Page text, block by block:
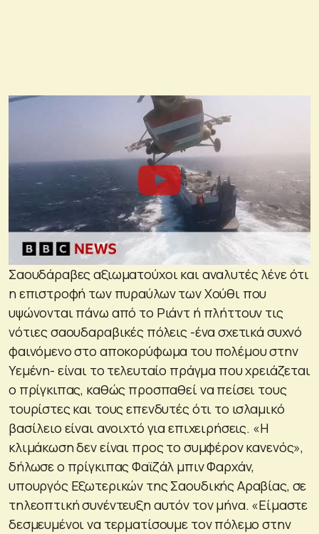
Σαουδάραβες αξιωματούχοι και αναλυτές λένε ότι
η επιστροφή των πυραύλων των Χούθι που
υψώνονται πάνω από το Ριάντ ή πλήττουν τις
νότιες σαουδαραβικές πόλεις -ένα σχετικά συχνό
φαινόμενο στο αποκορύφωμα του πολέμου στην
Υεμένη- είναι το τελευταίο πράγμα που χρειάζεται
ο πρίγκιπας, καθώς προσπαθεί να πείσει τους
τουρίστες και τους επενδυτές ότι το ισλαμικό
βασίλειο είναι ανοιχτό για επιχειρήσεις. «Η
κλιμάκωση δεν είναι προς το συμφέρον κανενός»,
δήλωσε ο πρίγκιπας Φαϊζάλ μπιν Φαρχάν,
υπουργός Εξωτερικών της Σαουδικής Αραβίας, σε
τηλεοπτική συνέντευξη αυτόν τον μήνα. «Είμαστε
δεσμευμένοι να τερματίσουμε τον πόλεμο στην